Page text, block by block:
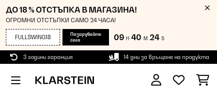
ДО 18 % ОТСТЪПКА В МАГАЗИНА!
ОГРОМНИ ОТСТЪПКИ САМО 24 ЧАСА!
FULLSWING18
Пазарувайте
сега
09 H 40 M 24 S
3 години гаранция 14 дни за връщане на продукта